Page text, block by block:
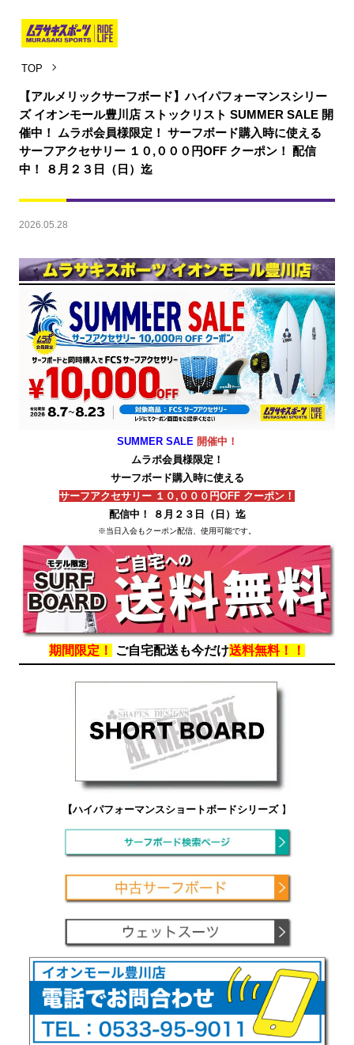
TOP
2026.05.28
【アルメリックサーフボード】ハイパフォーマンスシリー
ズ イオンモール豊川店 ストックリスト SUMMER SALE 開
催中！ ムラポ会員様限定！ サーフボード購入時に使える
サーフアクセサリー １０,０００円OFF クーポン！ 配信
中！ ８月２３日（日）迄
SUMMER SALE 開催中！
ムラポ会員様限定！
サーフボード購入時に使える
サーフアクセサリー １０,０００円OFF クーポン！
配信中！ ８月２３日（日）迄
※当日入会もクーポン配信、使用可能です。
期間限定！ ご自宅配送も今だけ送料無料！！
【ハイパフォーマンスショートボードシリーズ 】